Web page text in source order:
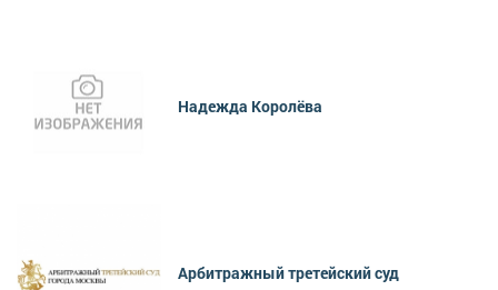
Надежда Королёва
Арбитражный третейский суд